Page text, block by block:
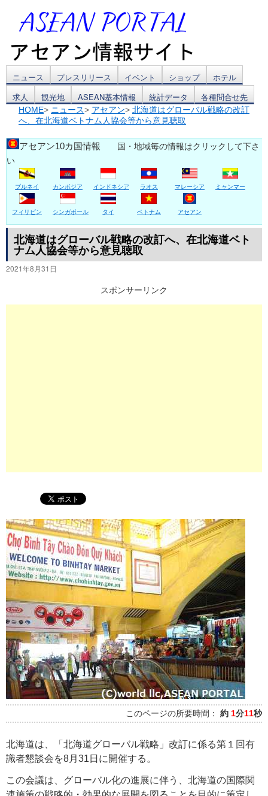
コ
ン
テ
ン
ツ
へ
ス
キ
ッ
ニュース プレスリリース イベント ショップ
ホテル
求人
観光地 ASEAN基本情報 統計データ 各種問合せ先
HOME> ニュース> アセアン> 北海道はグローバル戦略の改訂
へ、在北海道ベトナム人協会等から意見聴取
アセアン10カ国情報 国・地域毎の情報はクリックして下さ
い
ブルネイ カンボジア インドネシア ラオス マレーシア ミャンマー
フィリピン シンガポール タイ ベトナム アセアン
北海道はグローバル戦略の改訂へ、在北海道ベト
ナム人協会等から意見聴取
2021年8月31日
スポンサーリンク
このページの所要時間： 約 1分11秒
北海道は、「北海道グローバル戦略」改訂に係る第１回有
識者懇談会を8月31日に開催する。
この会議は、グローバル化の進展に伴う、北海道の国際関